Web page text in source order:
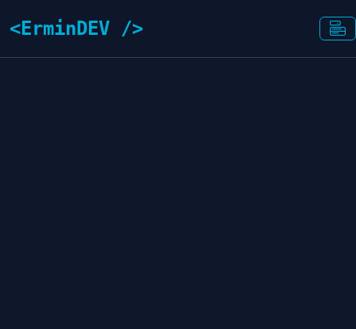
<ErminDEV />